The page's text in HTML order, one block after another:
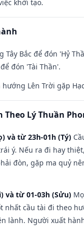
khởi tạo.
Tây Bắc để đón 'Hỷ
đón 'Tài Thần'.
Lên Trời gặp
Theo Lý Thuần
và từ 23h-01h (Tý)
ý. Nếu ra đi hay
đòn, gặp ma quỷ
và từ 01-03h (Sửu)
nhất cầu tài đi theo
lành. Người xuất